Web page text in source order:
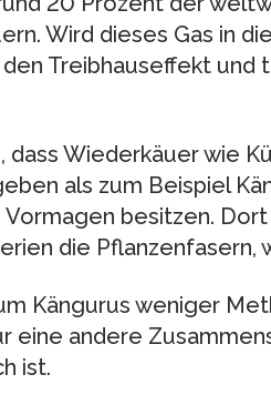
Wird dieses Gas in
Treibhauseffekt und
Wiederkäuer wie
als zum Beispiel
besitzen. Dort
die
Kängurus weniger
eine andere
ist.